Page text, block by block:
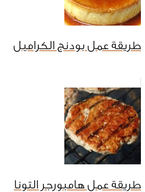
طريقة عمل بودنج الكراميل
طريقة عمل هامبورجر التونا